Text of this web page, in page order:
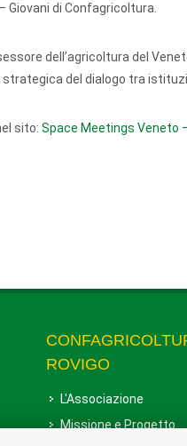
Giovani di Confagricoltura.
dell’agricoltura del
del dialogo tra
sito: Space Meetings Veneto
ROVIGO
L'Associazione
Missione e Progetto